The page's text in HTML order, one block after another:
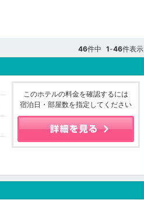
46件中 1-46件表示
このホテルの料金を確認するには
宿泊日・部屋数を指定してください